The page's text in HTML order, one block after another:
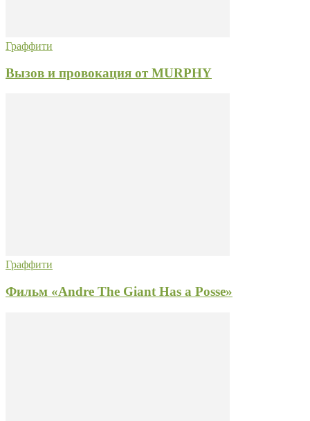
Граффити
Вызов и провокация от MURPHY
Граффити
Фильм «Andre The Giant Has a Posse»